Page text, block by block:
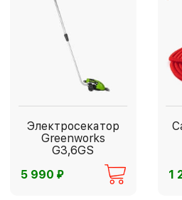
Электросекатор
Greenworks
G3,6GS
5 990 ⃏
1